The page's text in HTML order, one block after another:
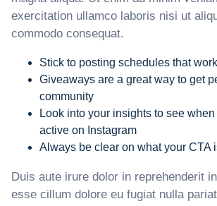
exercitation ullamco laboris nisi ut
commodo consequat.
Stick to posting schedules that work
Giveaways are a great way to get
community
Look into your insights to see
active on Instagram
Always be clear on what your CTA
Duis aute irure dolor in reprehenderit
esse cillum dolore eu fugiat nulla